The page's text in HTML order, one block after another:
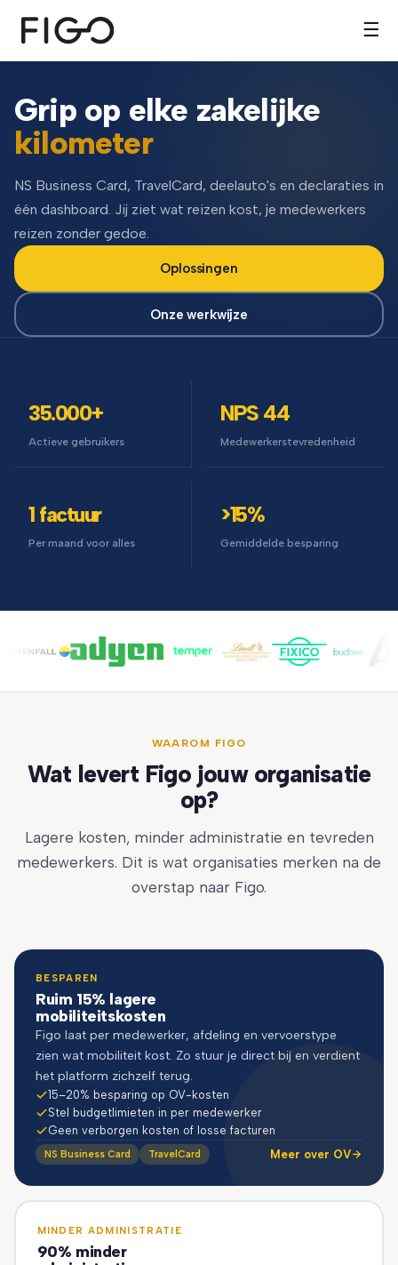
☰
Grip op elke zakelijke
kilometer
NS Business Card, TravelCard, deelauto's en declaraties in
één dashboard. Jij ziet wat reizen kost, je medewerkers
reizen zonder gedoe.
Oplossingen
Onze werkwijze
35.000+
Actieve gebruikers
NPS 44
Medewerkerstevredenheid
1 factuur
Per maand voor alles
>15%
Gemiddelde besparing
WAAROM FIGO
Wat levert Figo jouw organisatie
op?
Lagere kosten, minder administratie en tevreden
medewerkers. Dit is wat organisaties merken na de
overstap naar Figo.
BESPAREN
Ruim 15% lagere
mobiliteitskosten
Figo laat per medewerker, afdeling en vervoerstype
zien wat mobiliteit kost. Zo stuur je direct bij en verdient
het platform zichzelf terug.
15–20% besparing op OV-kosten
Stel budgetlimieten in per medewerker
Geen verborgen kosten of losse facturen
NS Business Card TravelCard Meer over OV
MINDER ADMINISTRATIE
90% minder